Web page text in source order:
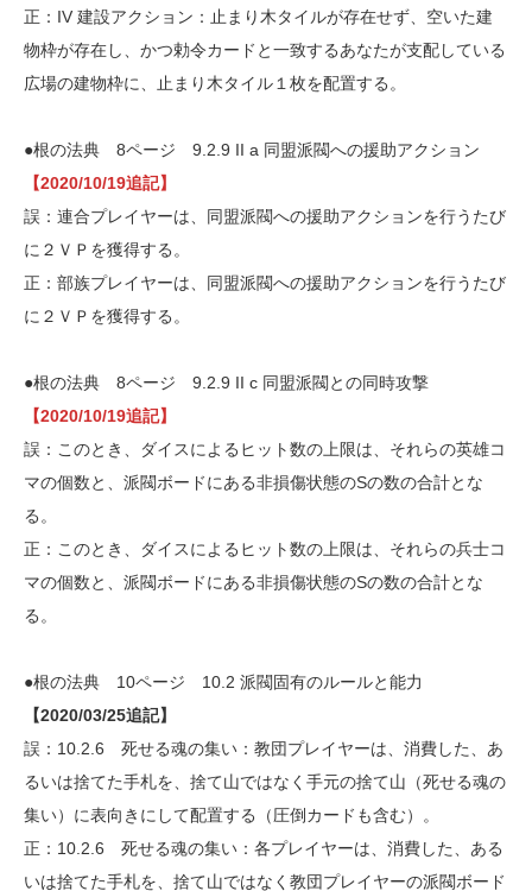
正：IV 建設アクション：止まり木タイルが存在せず、空いた建
物枠が存在し、かつ勅令カードと一致するあなたが支配している
広場の建物枠に、止まり木タイル１枚を配置する。
●根の法典 8ページ 9.2.9 II a 同盟派閥への援助アクション
【2020/10/19追記】
誤：連合プレイヤーは、同盟派閥への援助アクションを行うたび
に２ＶＰを獲得する。
正：部族プレイヤーは、同盟派閥への援助アクションを行うたび
に２ＶＰを獲得する。
●根の法典 8ページ 9.2.9 II c 同盟派閥との同時攻撃
【2020/10/19追記】
誤：このとき、ダイスによるヒット数の上限は、それらの英雄コ
マの個数と、派閥ボードにある非損傷状態のSの数の合計とな
る。
正：このとき、ダイスによるヒット数の上限は、それらの兵士コ
マの個数と、派閥ボードにある非損傷状態のSの数の合計とな
る。
●根の法典 10ページ 10.2 派閥固有のルールと能力
【2020/03/25追記】
誤：10.2.6 死せる魂の集い：教団プレイヤーは、消費した、あ
るいは捨てた手札を、捨て山ではなく手元の捨て山（死せる魂の
集い）に表向きにして配置する（圧倒カードも含む）。
正：10.2.6 死せる魂の集い：各プレイヤーは、消費した、ある
いは捨てた手札を、捨て山ではなく教団プレイヤーの派閥ボード